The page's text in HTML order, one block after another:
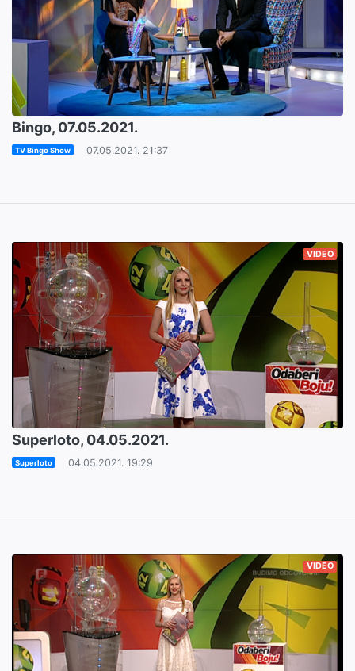
Bingo, 07.05.2021.
TV Bingo Show 07.05.2021. 21:37
VIDEO
Superloto, 04.05.2021.
Superloto 04.05.2021. 19:29
VIDEO